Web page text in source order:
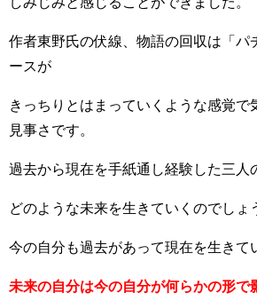
作者東野氏の伏線、物語の回収は「パ
ースが
きっちりとはまっていくような感覚で
見事さです。
過去から現在を手紙通し経験した三人
どのような未来を生きていくのでしょ
今の自分も過去があって現在を生きて
未来の自分は今の自分が何らかの形で